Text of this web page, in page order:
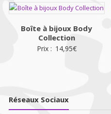
Boîte à bijoux Body
Collection
Prix : 14,95€
Réseaux Sociaux